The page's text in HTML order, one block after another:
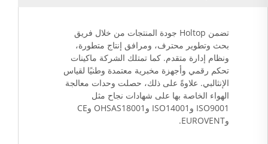
تضمن Holtop جودة المنتجات من خلال فريق
بحث وتطوير محترف، ومرافق إنتاج متطورة،
ونظام إدارة متقدم. كما تمتلك الشركة ماكينات
تحكم رقمي وأجهزة مخبرية معتمدة وطنيًا لقياس
الإنثالبي. علاوةً على ذلك، حصلت وحدات معالجة
الهواء الخاصة بها على شهادات نجاح مثل
ISO9001 وISO14001 وOHSAS18001 وCE
وEUROVENT.